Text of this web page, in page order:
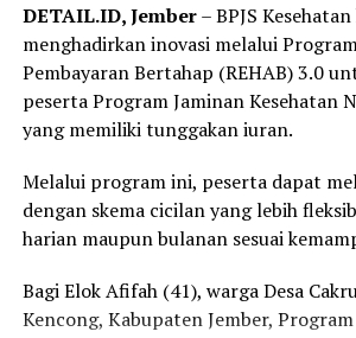
DETAIL.ID, Jember– BPJS
menghadirkan inovasi melalui
Pembayaran Bertahap (REHAB) 3.0
peserta Program Jaminan Kesehatan
yang memiliki tunggakan iuran.
Melalui program ini, peserta dapat
dengan skema cicilan yang lebih
harian maupun bulanan sesuai
Bagi Elok Afifah (41), warga Desa
Kencong, Kabupaten Jember, Program